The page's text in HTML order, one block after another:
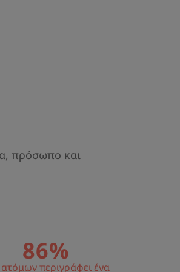
οποία καταπολεμούν τις
πρόσωπο και
86%
περιγράφει ένα